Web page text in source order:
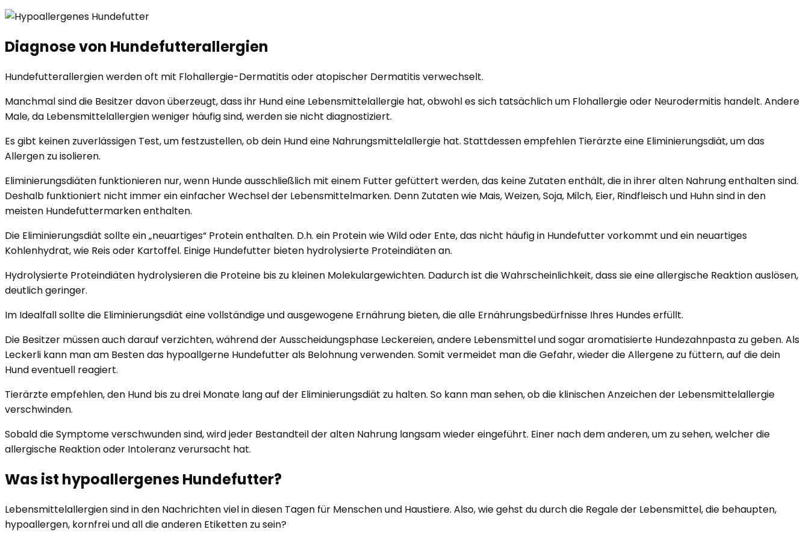
Diagnose von Hundefutterallergien
Hundefutterallergien werden oft mit Flohallergie-Dermatitis oder atopischer Dermatitis verwechselt.
Manchmal sind die Besitzer davon überzeugt, dass ihr Hund eine Lebensmittelallergie hat, obwohl es sich tatsächlich um Flohallergie oder Neurodermitis handelt. Andere
Male, da Lebensmittelallergien weniger häufig sind, werden sie nicht diagnostiziert.
Es gibt keinen zuverlässigen Test, um festzustellen, ob dein Hund eine Nahrungsmittelallergie hat. Stattdessen empfehlen Tierärzte eine Eliminierungsdiät, um das
Allergen zu isolieren.
Eliminierungsdiäten funktionieren nur, wenn Hunde ausschließlich mit einem Futter gefüttert werden, das keine Zutaten enthält, die in ihrer alten Nahrung enthalten sind.
Deshalb funktioniert nicht immer ein einfacher Wechsel der Lebensmittelmarken. Denn Zutaten wie Mais, Weizen, Soja, Milch, Eier, Rindfleisch und Huhn sind in den
meisten Hundefuttermarken enthalten.
Die Eliminierungsdiät sollte ein „neuartiges“ Protein enthalten. D.h. ein Protein wie Wild oder Ente, das nicht häufig in Hundefutter vorkommt und ein neuartiges
Kohlenhydrat, wie Reis oder Kartoffel. Einige Hundefutter bieten hydrolysierte Proteindiäten an.
Hydrolysierte Proteindiäten hydrolysieren die Proteine bis zu kleinen Molekulargewichten. Dadurch ist die Wahrscheinlichkeit, dass sie eine allergische Reaktion auslösen,
deutlich geringer.
Im Idealfall sollte die Eliminierungsdiät eine vollständige und ausgewogene Ernährung bieten, die alle Ernährungsbedürfnisse Ihres Hundes erfüllt.
Die Besitzer müssen auch darauf verzichten, während der Ausscheidungsphase Leckereien, andere Lebensmittel und sogar aromatisierte Hundezahnpasta zu geben. Als
Leckerli kann man am Besten das hypoallgerne Hundefutter als Belohnung verwenden. Somit vermeidet man die Gefahr, wieder die Allergene zu füttern, auf die dein
Hund eventuell reagiert.
Tierärzte empfehlen, den Hund bis zu drei Monate lang auf der Eliminierungsdiät zu halten. So kann man sehen, ob die klinischen Anzeichen der Lebensmittelallergie
verschwinden.
Sobald die Symptome verschwunden sind, wird jeder Bestandteil der alten Nahrung langsam wieder eingeführt. Einer nach dem anderen, um zu sehen, welcher die
allergische Reaktion oder Intoleranz verursacht hat.
Was ist hypoallergenes Hundefutter?
Lebensmittelallergien sind in den Nachrichten viel in diesen Tagen für Menschen und Haustiere. Also, wie gehst du durch die Regale der Lebensmittel, die behaupten,
hypoallergen, kornfrei und all die anderen Etiketten zu sein?